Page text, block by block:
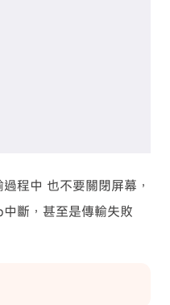
程中 也不要關閉屏幕，
斷，甚至是傳輸失敗